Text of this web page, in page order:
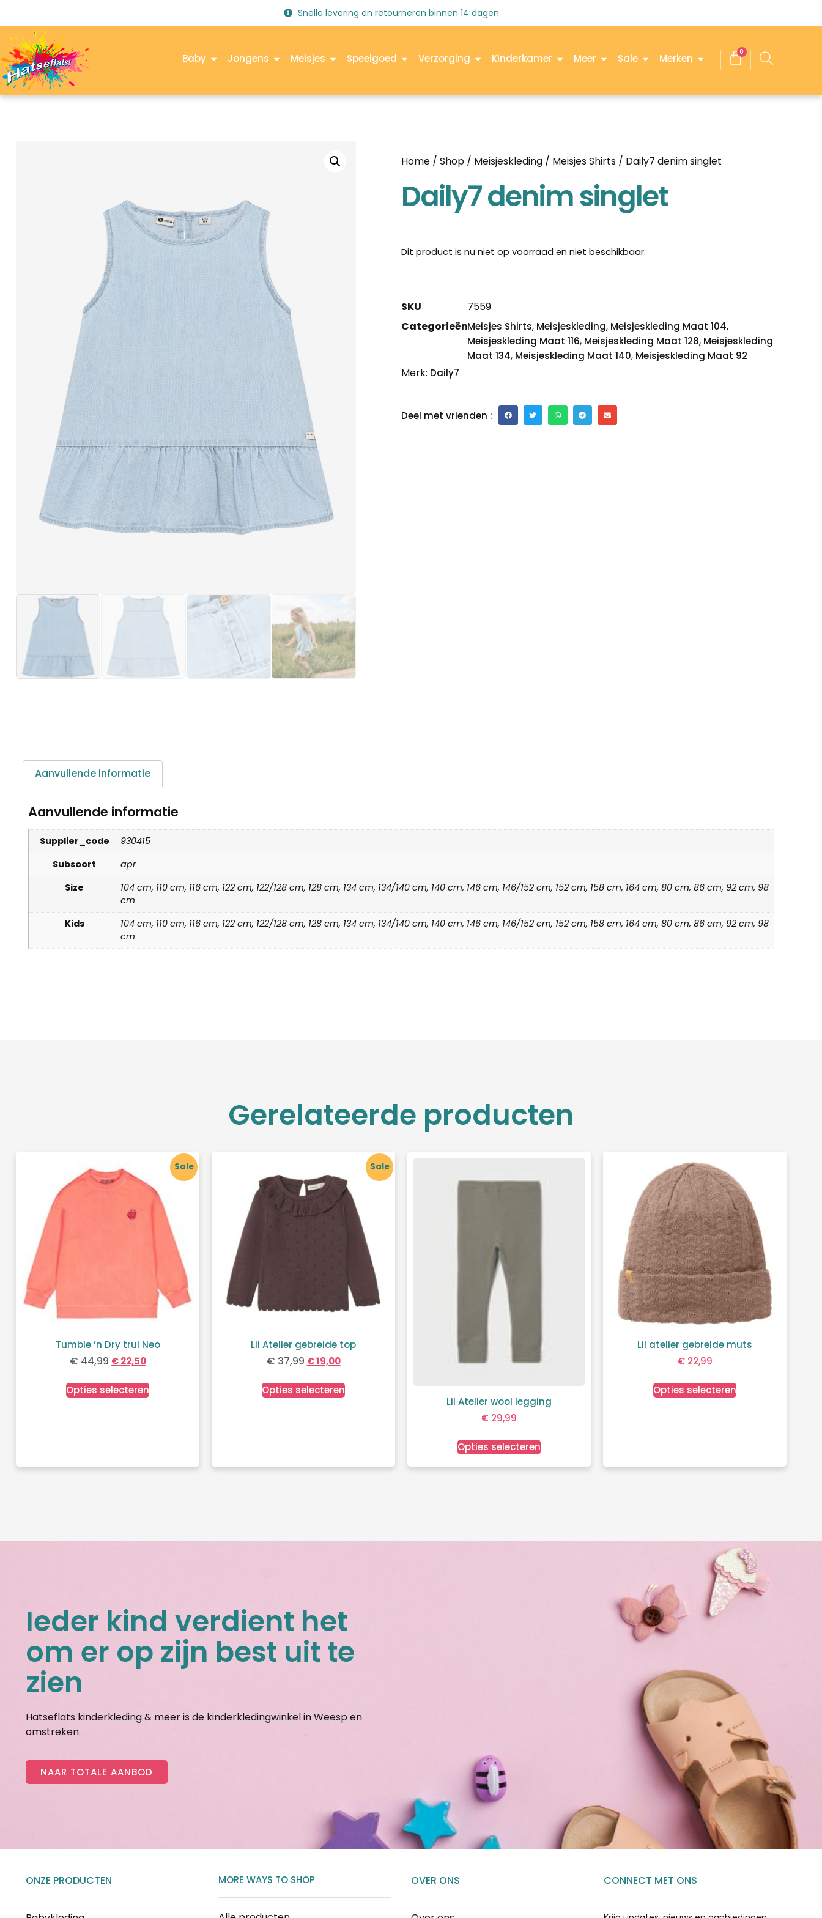
Snelle levering en retourneren binnen 14 dagen
Baby Jongens Meisjes Speelgoed Verzorging Kinderkamer Meer Sale Merken
0
Home / Shop / Meisjeskleding / Meisjes Shirts / Daily7 denim singlet
Daily7 denim singlet
Dit product is nu niet op voorraad en niet beschikbaar.
SKU
7559
CategorieënMeisjes Shirts, Meisjeskleding, Meisjeskleding Maat 104,
Meisjeskleding Maat 116, Meisjeskleding Maat 128, Meisjeskleding
Maat 134, Meisjeskleding Maat 140, Meisjeskleding Maat 92
Merk: Daily7
Deel met vrienden :
Aanvullende informatie
Aanvullende informatie
Supplier_code
930415
Subsoort
apr
Size
104 cm, 110 cm, 116 cm, 122 cm, 122/128 cm, 128 cm, 134 cm, 134/140 cm, 140 cm, 146 cm, 146/152 cm, 152 cm, 158 cm, 164 cm, 80 cm, 86 cm, 92 cm, 98
cm
Kids
104 cm, 110 cm, 116 cm, 122 cm, 122/128 cm, 128 cm, 134 cm, 134/140 cm, 140 cm, 146 cm, 146/152 cm, 152 cm, 158 cm, 164 cm, 80 cm, 86 cm, 92 cm, 98
cm
Gerelateerde producten
Sale
Tumble ’n Dry trui Neo
€44,99 €22,50
Opties selecteren
Sale
Lil Atelier gebreide top
€37,99 €19,00
Opties selecteren
Lil Atelier wool legging
€ 29,99
Opties selecteren
Lil atelier gebreide muts
€22,99
Opties selecteren
Ieder kind verdient het
om er op zijn best uit te
zien
Hatseflats kinderkleding & meer is de kinderkledingwinkel in Weesp en
omstreken.
NAAR TOTALE AANBOD
ONZE PRODUCTEN MORE WAYS TO SHOP OVER ONS CONNECT MET ONS